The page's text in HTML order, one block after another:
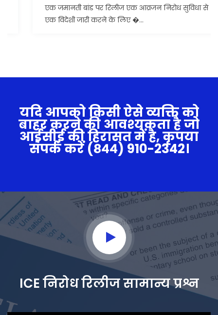
एक जमानती बांड पर रिलीज एक आव्रजन निरोध सुविधा से
एक विदेशी जारी करने के लिए �...
यदि आपको किसी ऐसे व्यक्ति को
बाहर करने की आवश्यकता है जो
आईसीई की हिरासत में है, कृपया
संपर्ककरें (८४४) 910-2342।
ICE निरोध रिलीज सामान्य प्रश्न